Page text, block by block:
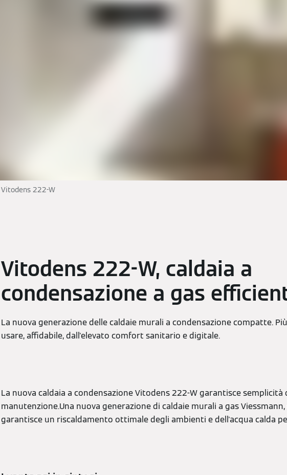
222-W
Vitodens 222-W, caldaia a
condensazione a gas
La nuova generazione delle caldaie murali a condensazione compatte.
usare, affidabile, dall'elevato comfort sanitario e digitale.
La nuova caldaia a condensazione Vitodens 222-W garantisce semplicità
manutenzione.Una nuova generazione di caldaie murali a gas
garantisce un riscaldamento ottimale degli ambienti e dell'acqua calda